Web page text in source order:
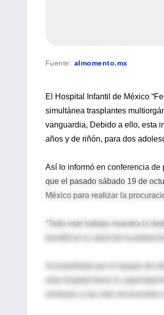
Fuente: almomento.mx
El Hospital Infantil de México
simultánea trasplantes
vanguardia, Debido a ello, esta
años y de riñón, para dos
Así lo informó en conferencia
que el pasado sábado 19 de
México para realizar la
“Todo este trabajo muestra la
beneficiar la salud de la
Acompañado por el equipo de
este hospital tiene la